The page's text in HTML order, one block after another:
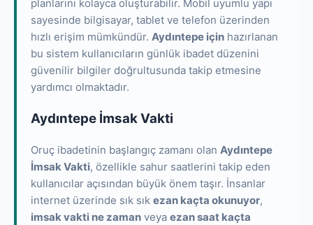
planlarını kolayca oluşturabilir. Mobil uyumlu yapı
sayesinde bilgisayar, tablet ve telefon üzerinden
hızlı erişim mümkündür. Aydıntepe için hazırlanan
bu sistem kullanıcıların günlük ibadet düzenini
güvenilir bilgiler doğrultusunda takip etmesine
yardımcı olmaktadır.
Aydıntepe İmsak Vakti
Oruç ibadetinin başlangıç zamanı olan Aydıntepe
İmsak Vakti, özellikle sahur saatlerini takip eden
kullanıcılar açısından büyük önem taşır. İnsanlar
internet üzerinde sık sık ezan kaçta okunuyor,
imsak vakti ne zaman veya ezan saat kaçta